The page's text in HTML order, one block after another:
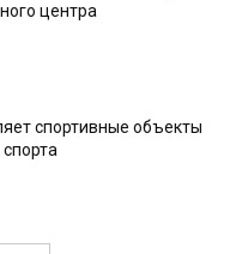
центра
спортивные объекты